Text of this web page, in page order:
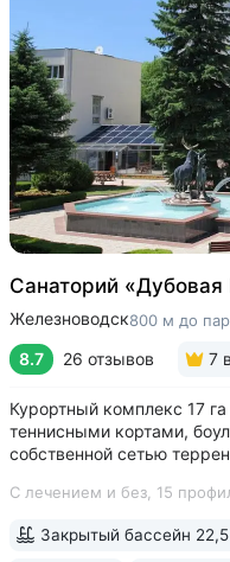
Санаторий
Железноводск800 м до
8.7 26 отзывов 7
Курортный комплекс 17
теннисными кортами,
собственной сетью
домиком, лодочной
С лечением и без, 15
Закрытый бассейн